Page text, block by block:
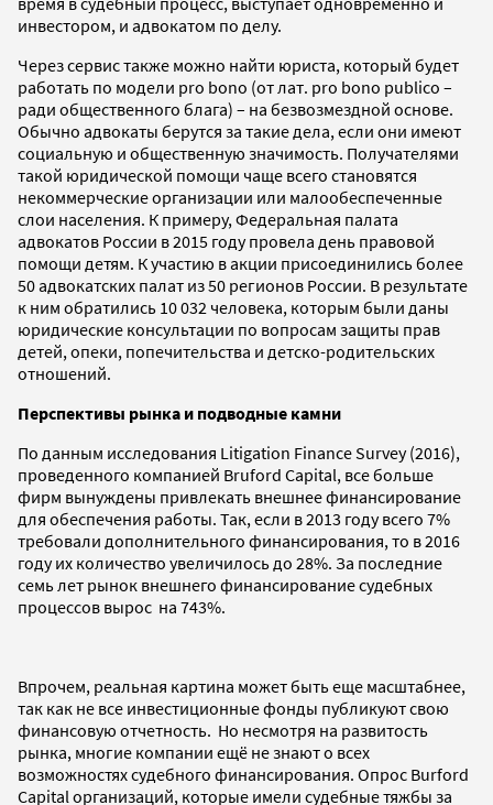
инвестором, и адвокатом по делу.
Через сервис также можно найти юриста, который будет
работать по модели pro bono (от лат. pro bono publico –
ради общественного блага) – на безвозмездной основе.
Обычно адвокаты берутся за такие дела, если они имеют
социальную и общественную значимость. Получателями
такой юридической помощи чаще всего становятся
некоммерческие организации или малообеспеченные
слои населения. К примеру, Федеральная палата
адвокатов России в 2015 году провела день правовой
помощи детям. К участию в акции присоединились более
50 адвокатских палат из 50 регионов России. В результате
к ним обратились 10 032 человека, которым были даны
юридические консультации по вопросам защиты прав
детей, опеки, попечительства и детско-родительских
отношений.
Перспективы рынка и подводные камни
По данным исследования Litigation Finance Survey (2016),
проведенного компанией Bruford Capital, все больше
фирм вынуждены привлекать внешнее финансирование
для обеспечения работы. Так, если в 2013 году всего 7%
требовали дополнительного финансирования, то в 2016
году их количество увеличилось до 28%. За последние
семь лет рынок внешнего финансирование судебных
процессов вырос на 743%.
Впрочем, реальная картина может быть еще масштабнее,
так как не все инвестиционные фонды публикуют свою
финансовую отчетность. Но несмотря на развитость
рынка, многие компании ещё не знают о всех
возможностях судебного финансирования. Опрос Burford
Capital организаций, которые имели судебные тяжбы за